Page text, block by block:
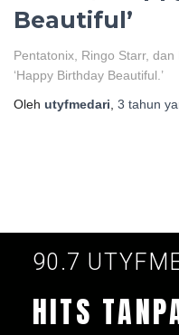
Beautiful’
Pentatonix, Ringo Starr,
‘Happy Birthday Beautiful.’
Oleh utyfmedari 3 tahun
90.7
HITS